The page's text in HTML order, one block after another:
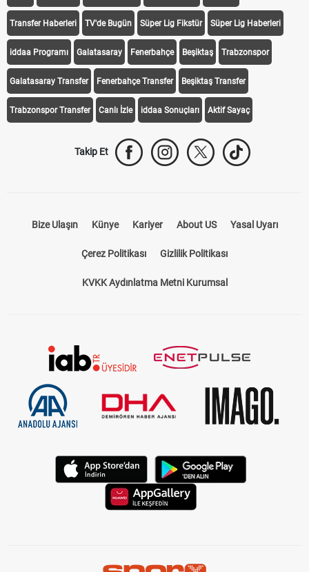
Transfer Haberleri TV'de Bugün Süper Lig Fikstür Süper Lig Haberleri
iddaa Programı Galatasaray Fenerbahçe Beşiktaş Trabzonspor
Galatasaray Transfer Fenerbahçe Transfer Beşiktaş Transfer
Trabzonspor Transfer Canlı İzle iddaa Sonuçları Aktif Sayaç
Takip Et
Bize Ulaşın Künye Kariyer About US Yasal Uyarı
Çerez Politikası Gizlilik Politikası
KVKK Aydınlatma Metni Kurumsal